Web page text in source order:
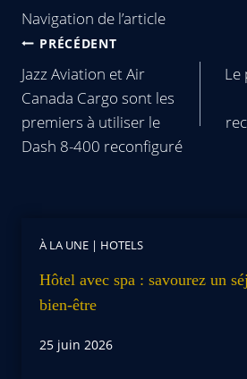
Navigation de l’article
PRÉCÉDENT
Jazz Aviation et Air
Canada Cargo sont les
premiers à utiliser le
Dash 8-400 reconfiguré
Le
À LA UNE | HOTELS
Hôtel avec spa : savourez un
bien-être
25 juin 2026